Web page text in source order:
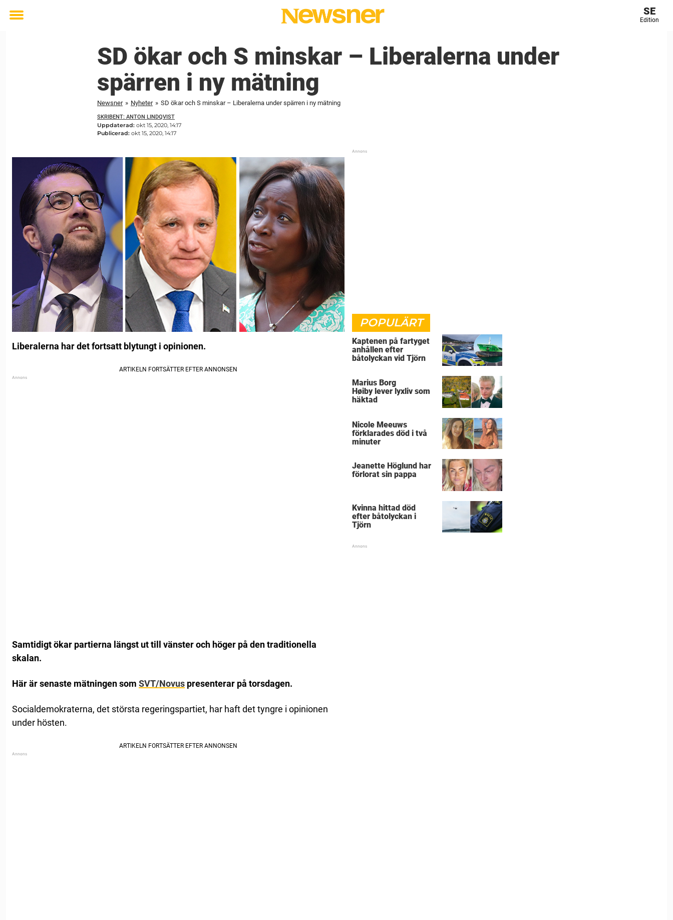
Toggle
SE
Edition
SD ökar och S minskar – Liberalerna under
spärren i ny mätning
Newsner » Nyheter » SD ökar och S minskar – Liberalerna under spärren i ny mätning
SKRIBENT: ANTON LINDQVIST
Uppdaterad: okt 15, 2020, 14:17
Publicerad: okt 15, 2020, 14:17
Liberalerna har det fortsatt blytungt i opinionen.
Samtidigt ökar partierna längst ut till vänster och höger på den traditionella
skalan.
Här är senaste mätningen som SVT/Novus presenterar på torsdagen.
Socialdemokraterna, det största regeringspartiet, har haft det tyngre i opinionen
under hösten.
POPULÄRT
Kaptenen på fartyget
anhållen efter
båtolyckan vid Tjörn
Marius Borg
Høiby lever lyxliv som
häktad
Nicole Meeuws
förklarades död i två
minuter
Jeanette Höglund har
förlorat sin pappa
Kvinna hittad död
efter båtolyckan i
Tjörn